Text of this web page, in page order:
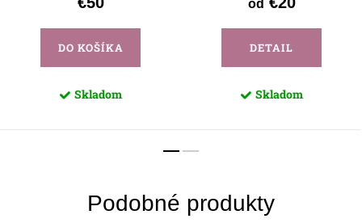
DO KOŠÍKA
Skladom
od
DETAIL
Skladom